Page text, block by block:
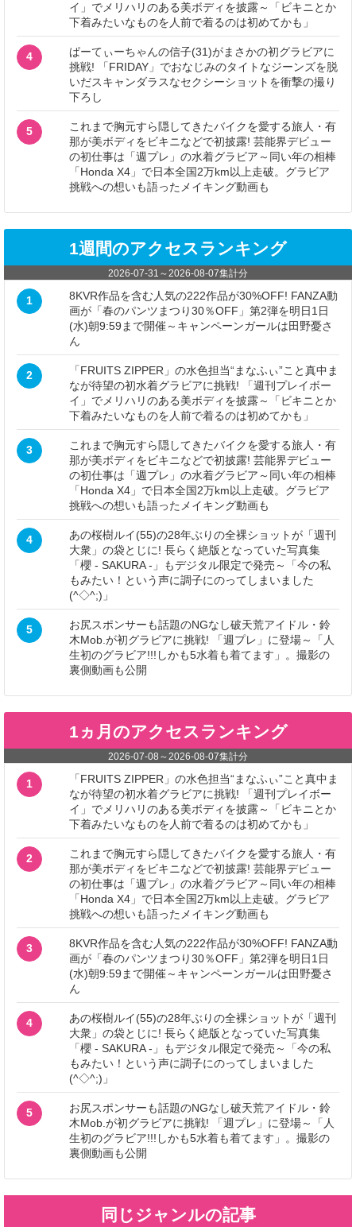
イ」でメリハリのある美ボディを披露～「ビキニとか
下着みたいなものを人前で着るのは初めてかも」
4
ぱーてぃーちゃんの信子(31)がまさかの初グラビアに
挑戦! 「FRIDAY」でおなじみのタイトなジーンズを脱
いだスキャンダラスなセクシーショットを衝撃の撮り
下ろし
5
これまで胸元すら隠してきたバイクを愛する旅人・有
那が美ボディをビキニなどで初披露! 芸能界デビュー
の初仕事は「週プレ」の水着グラビア～同い年の相棒
「Honda X4」で日本全国2万km以上走破。グラビア
挑戦への想いも語ったメイキング動画も
1週間のアクセスランキング
2026-07-31 ～2026-08-07集計分
1
8KVR作品を含む人気の222作品が30%OFF! FANZA動
画が「春のパンツまつり30％OFF」第2弾を明日1日
(水)朝9:59まで開催～キャンペーンガールは田野憂さ
ん
2
「FRUITS ZIPPER」の水色担当“まなふぃ”こと真中ま
なが待望の初水着グラビアに挑戦! 「週刊プレイボー
イ」でメリハリのある美ボディを披露～「ビキニとか
下着みたいなものを人前で着るのは初めてかも」
3
これまで胸元すら隠してきたバイクを愛する旅人・有
那が美ボディをビキニなどで初披露! 芸能界デビュー
の初仕事は「週プレ」の水着グラビア～同い年の相棒
「Honda X4」で日本全国2万km以上走破。グラビア
挑戦への想いも語ったメイキング動画も
4
あの桜樹ルイ(55)の28年ぶりの全裸ショットが「週刊
大衆」の袋とじに! 長らく絶版となっていた写真集
「櫻 - SAKURA -」もデジタル限定で発売～「今の私
もみたい！という声に調子にのってしまいました
(^◇^;)」
5
お尻スポンサーも話題のNGなし破天荒アイドル・鈴
木Mob.が初グラビアに挑戦! 「週プレ」に登場～「人
生初のグラビア!!!しかも5水着も着てます」。撮影の
裏側動画も公開
1ヵ月のアクセスランキング
2026-07-08 ～2026-08-07集計分
1
「FRUITS ZIPPER」の水色担当“まなふぃ”こと真中ま
なが待望の初水着グラビアに挑戦! 「週刊プレイボー
イ」でメリハリのある美ボディを披露～「ビキニとか
下着みたいなものを人前で着るのは初めてかも」
2
これまで胸元すら隠してきたバイクを愛する旅人・有
那が美ボディをビキニなどで初披露! 芸能界デビュー
の初仕事は「週プレ」の水着グラビア～同い年の相棒
「Honda X4」で日本全国2万km以上走破。グラビア
挑戦への想いも語ったメイキング動画も
3
8KVR作品を含む人気の222作品が30%OFF! FANZA動
画が「春のパンツまつり30％OFF」第2弾を明日1日
(水)朝9:59まで開催～キャンペーンガールは田野憂さ
ん
4
あの桜樹ルイ(55)の28年ぶりの全裸ショットが「週刊
大衆」の袋とじに! 長らく絶版となっていた写真集
「櫻 - SAKURA -」もデジタル限定で発売～「今の私
もみたい！という声に調子にのってしまいました
(^◇^;)」
5
お尻スポンサーも話題のNGなし破天荒アイドル・鈴
木Mob.が初グラビアに挑戦! 「週プレ」に登場～「人
生初のグラビア!!!しかも5水着も着てます」。撮影の
裏側動画も公開
同じジャンルの記事